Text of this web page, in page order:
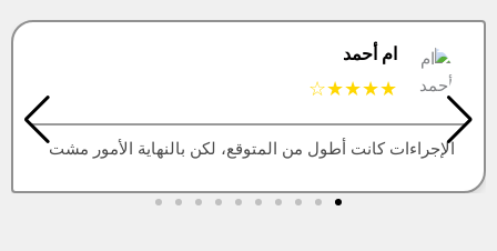
بالنهاية الأمور مشت العقار اللي كنت أبيه طلع مباع،